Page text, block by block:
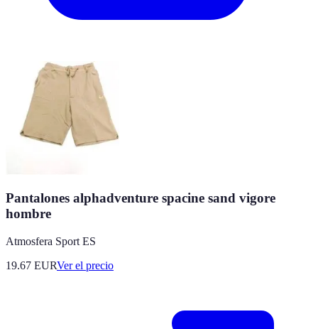
Pantalones alphadventure spacine sand vigore
hombre
Atmosfera Sport ES
19.67 EURVer el precio